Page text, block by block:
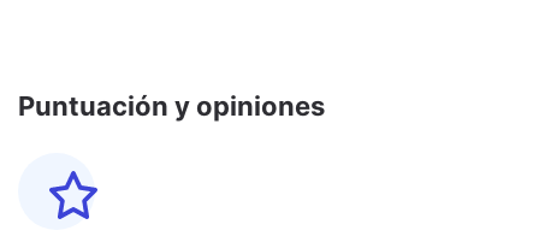
Puntuación y opiniones